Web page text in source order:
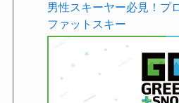
男性スキーヤー必見！プ
ファットスキー